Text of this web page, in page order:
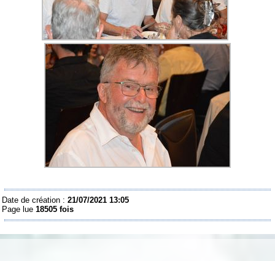
Date de création :21/07/2021 13:05
Page lue18505 fois